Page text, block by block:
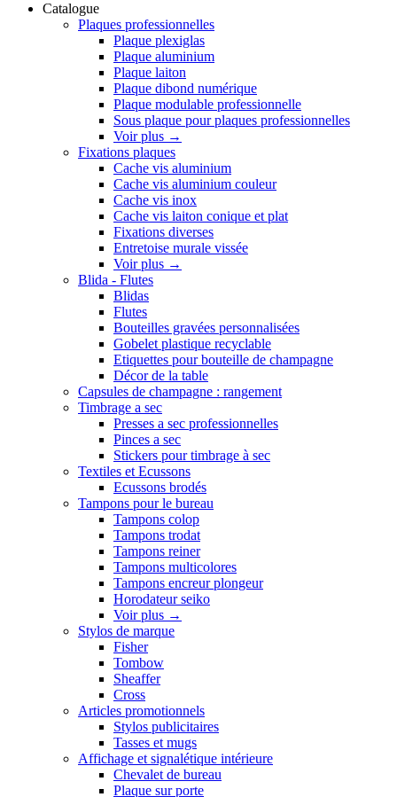
Catalogue
Plaques professionnelles
Plaque plexiglas
Plaque aluminium
Plaque laiton
Plaque dibond numérique
Plaque modulable professionnelle
Sous plaque pour plaques professionnelles
Voir plus →
Fixations plaques
Cache vis aluminium
Cache vis aluminium couleur
Cache vis inox
Cache vis laiton conique et plat
Fixations diverses
Entretoise murale vissée
Voir plus →
Blida - Flutes
Blidas
Flutes
Bouteilles gravées personnalisées
Gobelet plastique recyclable
Etiquettes pour bouteille de champagne
Décor de la table
Capsules de champagne : rangement
Timbrage a sec
Presses a sec professionnelles
Pinces a sec
Stickers pour timbrage à sec
Textiles et Ecussons
Ecussons brodés
Tampons pour le bureau
Tampons colop
Tampons trodat
Tampons reiner
Tampons multicolores
Tampons encreur plongeur
Horodateur seiko
Voir plus →
Stylos de marque
Fisher
Tombow
Sheaffer
Cross
Articles promotionnels
Stylos publicitaires
Tasses et mugs
Affichage et signalétique intérieure
Chevalet de bureau
Plaque sur porte